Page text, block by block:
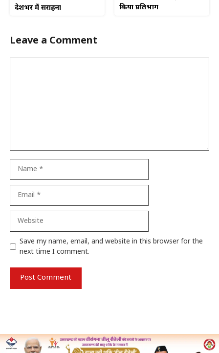
देशभर में सराहना
किया प्रतिभाग
Leave a Comment
Save my name, email, and website in this browser for the
next time I comment.